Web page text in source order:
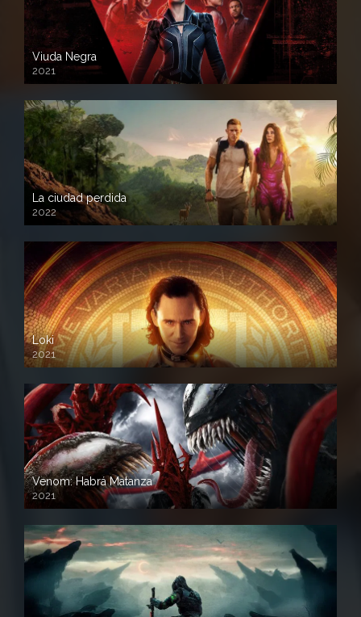
Viuda Negra
2021
La ciudad perdida
2022
Loki
2021
Venom: Habrá Matanza
2021